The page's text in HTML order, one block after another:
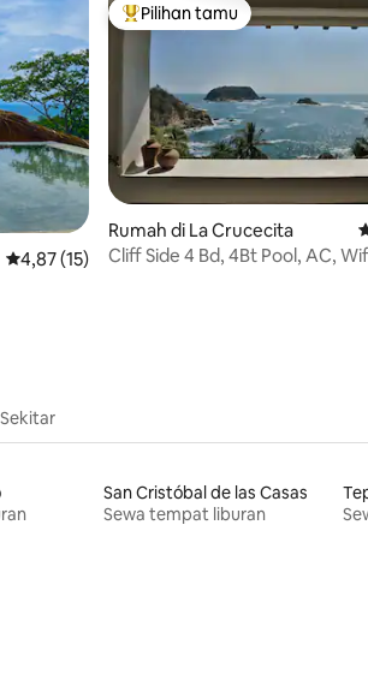
Nilai rata-rata 4,87 dari 5, 15 ulasan
4,87 (15)
Pilihan tamu terpopuler
Pilihan tamu
Rumah di La Crucecita
Cliff Side 4 Bd, 4Bt Pool, AC,
San Cristóbal de las Casas
Sewa tempat liburan